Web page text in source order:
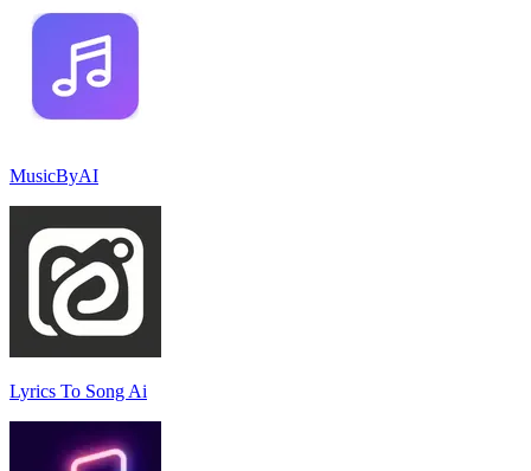
MusicByAI
Lyrics To Song Ai